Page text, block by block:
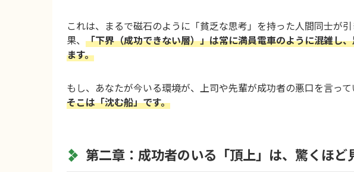
これは、まるで磁石のように「貧乏な思考」を持った人間同士が
果、 「下界（成功できない層）」は常に満員電車のように混雑し
ます。
もし、あなたが今いる環境が、上司や先輩が成功者の悪口を言っ
そこは「沈む船」です。
第二章：成功者のいる「頂上」は、驚くほど